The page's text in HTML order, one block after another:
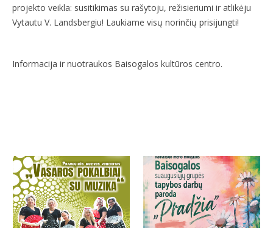
projekto veikla: susitikimas su rašytoju, režisieriumi ir atlikėju
Vytautu V. Landsbergiu! Laukiame visų norinčių prisijungti!
Informacija ir nuotraukos Baisogalos kultūros centro.
More projects